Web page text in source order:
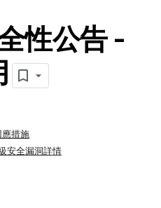
性公告 -
措施
安全漏洞詳情